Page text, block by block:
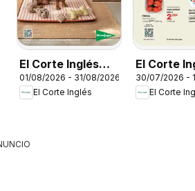
El Corte Inglés
Ofertas
01/08/2026 - 31/08/2026
El Corte Inglés
El Corte
Ofertas
30/07/2026 -
El Corte